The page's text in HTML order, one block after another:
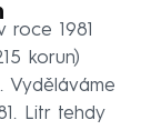
roce 1981
korun)
Vyděláváme
Litr tehdy